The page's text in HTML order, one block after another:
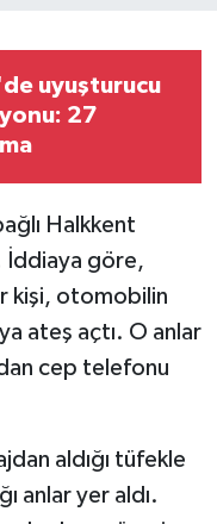
uyuşturucu
27
Halkkent
İddiaya göre,
kişi, otomobilin
ateş açtı. O anlar
cep telefonu
aldığı tüfekle
anlar yer aldı.